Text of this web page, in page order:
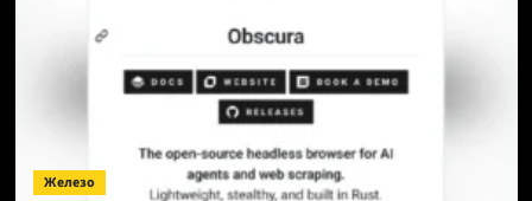
инструмент,
который
на
токены
Железо